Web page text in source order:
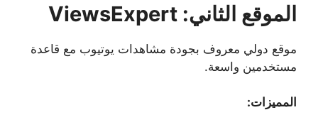
الموقع الثاني: ViewsExpert
موقع دولي معروف بجودة مشاهدات يوتيوب مع قاعدة
مستخدمين واسعة.
المميزات: